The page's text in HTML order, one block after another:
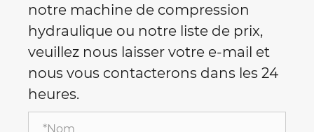
notre machine de compression
hydraulique ou notre liste de prix,
veuillez nous laisser votre e-mail et
nous vous contacterons dans les 24
heures.